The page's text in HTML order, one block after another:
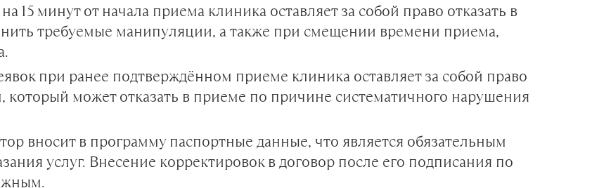
15 минут от начала приема клиника оставляет за собой право отказать в
требуемые манипуляции, а также при смещении времени приема,
при ранее подтверждённом приеме клиника оставляет за собой право
который может отказать в приеме по причине систематичного нарушения
вносит в программу паспортные данные, что является обязательным
услуг. Внесение корректировок в договор после его подписания по